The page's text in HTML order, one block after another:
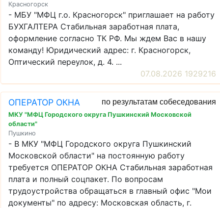
Красногорск
- МБУ "МФЦ г.о. Красногорск" приглашает на работу
БУХГАЛТЕРА Стабильная заработная плата,
оформление согласно ТК РФ. Мы ждем Вас в нашу
команду! Юридический адрес: г. Красногорск,
Оптический переулок, д. 4. ...
07.08.2026 1929216
ОПЕРАТОР ОКНА по результатам собеседования
МКУ "МФЦ Городского округа Пушкинский Московской
области"
Пушкино
- В МКУ "МФЦ Городского округа Пушкинский
Московской области" на постоянную работу
требуется ОПЕРАТОР ОКНА Стабильная заработная
плата и полный соцпакет. По вопросам
трудоустройства обращаться в главный офис "Мои
документы" по адресу: Московская область, г.